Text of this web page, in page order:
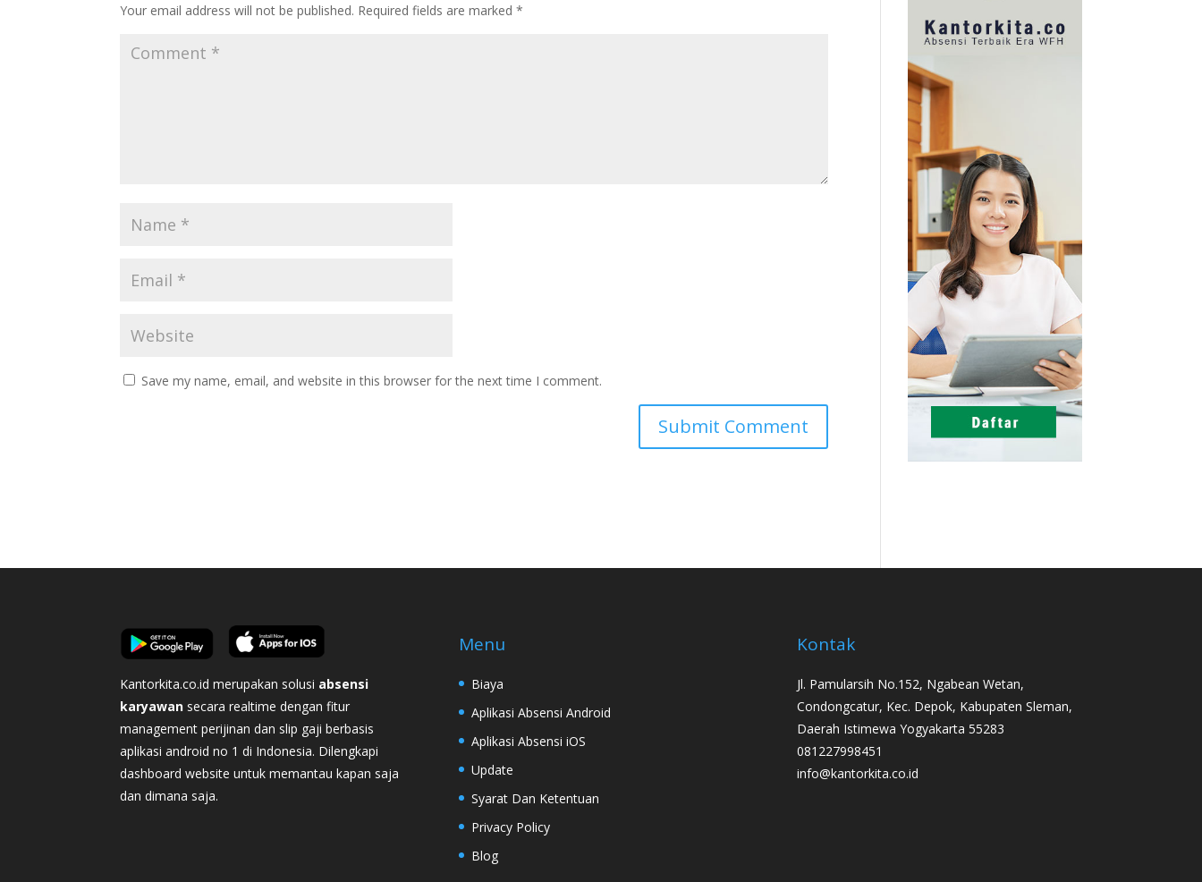
Your email address will not be published. Required fields are marked*
Save my name, email, and website in this browser for the next time I comment.
Kantorkita.co.id merupakan solusi absensi
karyawan secara realtime dengan fitur
management perijinan dan slip gaji berbasis
aplikasi android no 1 di Indonesia. Dilengkapi
dashboard website untuk memantau kapan saja
dan dimana saja.
Menu
Biaya
Aplikasi Absensi Android
Aplikasi Absensi iOS
Update
Syarat Dan Ketentuan
Privacy Policy
Blog
Kontak
Jl. Pamularsih No.152, Ngabean Wetan,
Condongcatur, Kec. Depok, Kabupaten Sleman,
Daerah Istimewa Yogyakarta 55283
081227998451
info@kantorkita.co.id